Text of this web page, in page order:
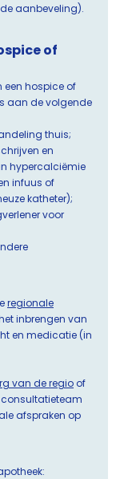
aanbeveling).
of
een hospice of
aan de volgende
thuis;
en
hypercalciëmie
infuus of
katheter);
voor
regionale
inbrengen van
en medicatie (in
van de regio of
afspraken op